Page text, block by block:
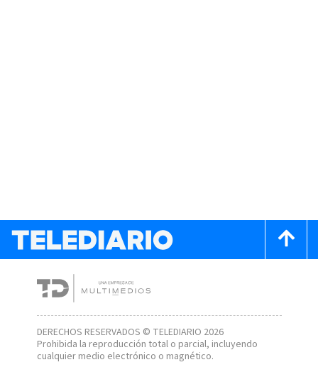
DERECHOS RESERVADOS © TELEDIARIO 2026
Prohibida la reproducción total o parcial, incluyendo
cualquier medio electrónico o magnético.